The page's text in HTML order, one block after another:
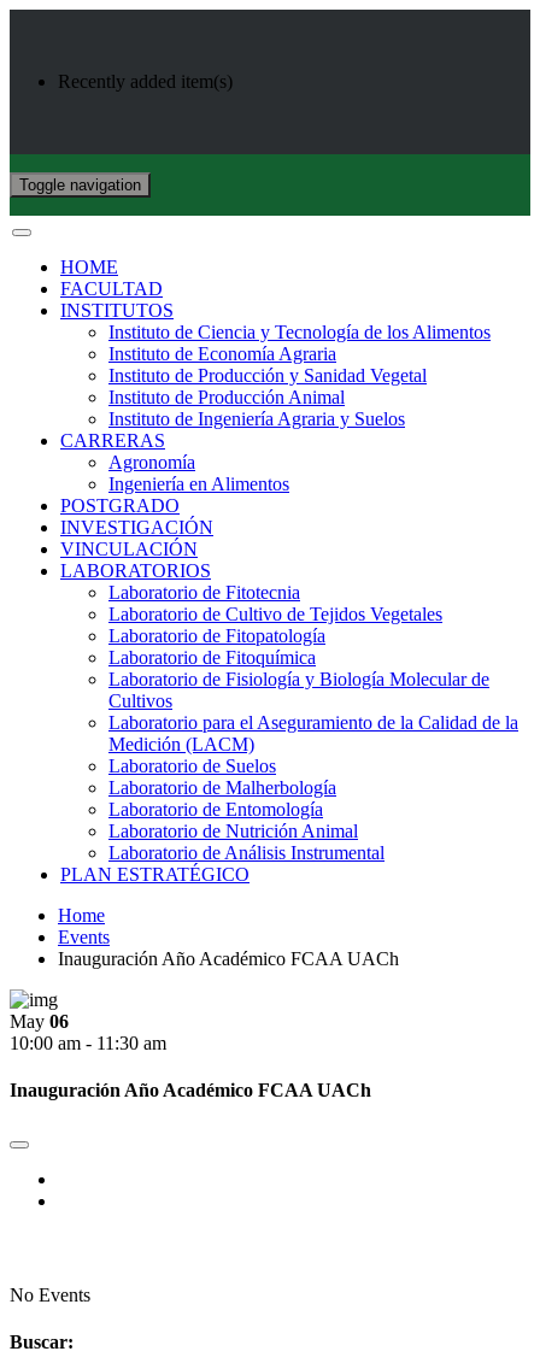
Recently added item(s)
Toggle navigation
HOME
FACULTAD
INSTITUTOS
Instituto de Ciencia y Tecnología de los Alimentos
Instituto de Economía Agraria
Instituto de Producción y Sanidad Vegetal
Instituto de Producción Animal
Instituto de Ingeniería Agraria y Suelos
CARRERAS
Agronomía
Ingeniería en Alimentos
POSTGRADO
INVESTIGACIÓN
VINCULACIÓN
LABORATORIOS
Laboratorio de Fitotecnia
Laboratorio de Cultivo de Tejidos Vegetales
Laboratorio de Fitopatología
Laboratorio de Fitoquímica
Laboratorio de Fisiología y Biología Molecular de
Cultivos
Laboratorio para el Aseguramiento de la Calidad de la
Medición (LACM)
Laboratorio de Suelos
Laboratorio de Malherbología
Laboratorio de Entomología
Laboratorio de Nutrición Animal
Laboratorio de Análisis Instrumental
PLAN ESTRATÉGICO
Home
Events
Inauguración Año Académico FCAA UACh
May 06
10:00 am - 11:30 am
Inauguración Año Académico FCAA UACh
No Events
Buscar: